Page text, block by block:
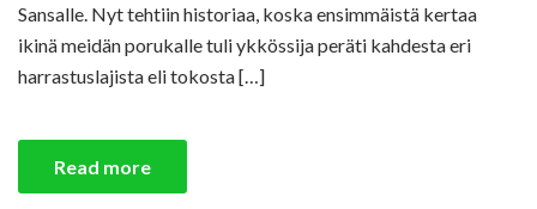
Sansalle. Nyt tehtiin historiaa, koska ensimmäistä kertaa
ikinä meidän porukalle tuli ykkössija peräti kahdesta eri
harrastuslajista eli tokosta […]
Read more